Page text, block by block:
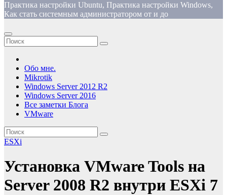
Практика настройки Ubuntu, Практика настройки Windows,
Как стать системным администратором от и до
Обо мне.
Mikrotik
Windows Server 2012 R2
Windows Server 2016
Все заметки Блога
VMware
ESXi
Установка VMware Tools на
Server 2008 R2 внутри ESXi 7